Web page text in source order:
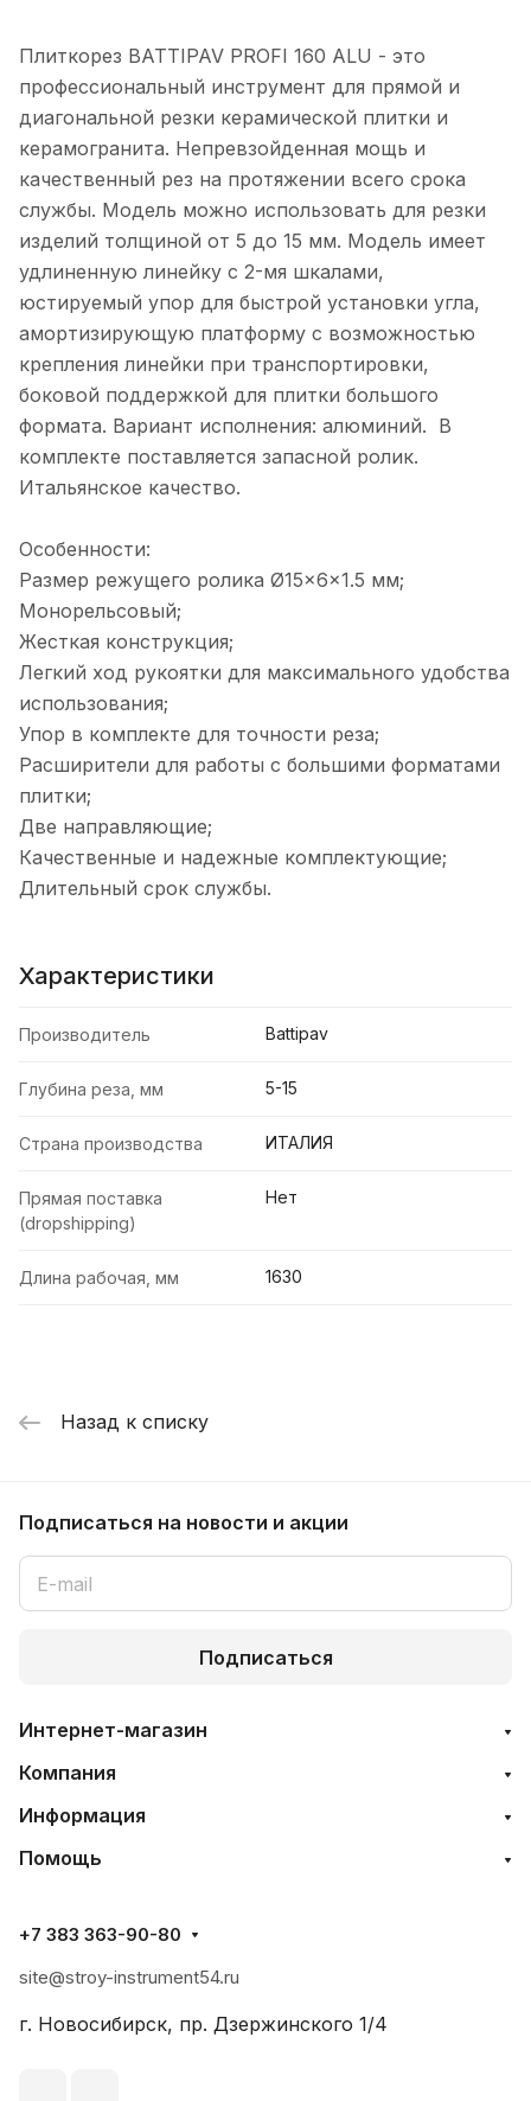
Плиткорез BATTIPAV PROFI 160 ALU - это
профессиональный инструмент для прямой и
диагональной резки керамической плитки и
керамогранита. Непревзойденная мощь и
качественный рез на протяжении всего срока
службы. Модель можно использовать для резки
изделий толщиной от 5 до 15 мм. Модель имеет
удлиненную линейку с 2-мя шкалами,
юстируемый упор для быстрой установки угла,
амортизирующую платформу с возможностью
крепления линейки при транспортировки,
боковой поддержкой для плитки большого
формата. Вариант исполнения: алюминий. В
комплекте поставляется запасной ролик.
Итальянское качество.
Особенности:
Размер режущего ролика Ø15×6×1.5 мм;
Монорельсовый;
Жесткая конструкция;
Легкий ход рукоятки для максимального удобства
использования;
Упор в комплекте для точности реза;
Расширители для работы с большими форматами
плитки;
Две направляющие;
Качественные и надежные комплектующие;
Длительный срок службы.
Характеристики
Производитель Battipav
Глубина реза, мм 5-15
Страна производства ИТАЛИЯ
Прямая поставка
(dropshipping)
Нет
Длина рабочая, мм 1630
Назад к списку
Подписаться на новости и акции
Подписаться
Интернет-магазин
Компания
Информация
Помощь
+7 383 363-90-80
site@stroy-instrument54.ru
г. Новосибирск, пр. Дзержинского 1/4